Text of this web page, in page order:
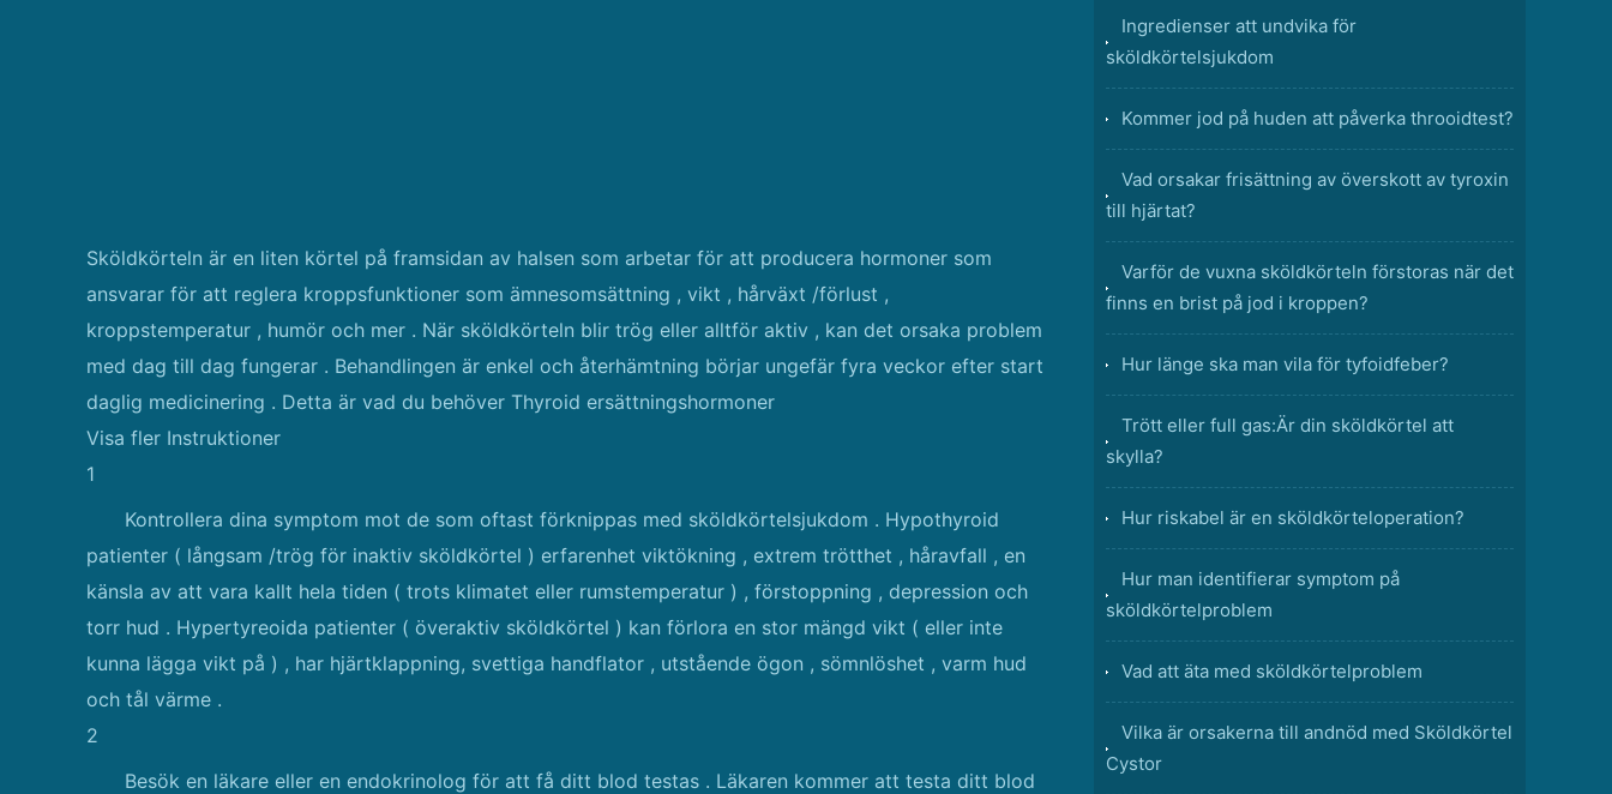
Sköldkörteln är en liten körtel på framsidan av halsen som arbetar för att producera hormoner som
ansvarar för att reglera kroppsfunktioner som ämnesomsättning , vikt , hårväxt /förlust ,
kroppstemperatur , humör och mer . När sköldkörteln blir trög eller alltför aktiv , kan det orsaka problem
med dag till dag fungerar . Behandlingen är enkel och återhämtning börjar ungefär fyra veckor efter start
daglig medicinering . Detta är vad du behöver Thyroid ersättningshormoner
Visa fler Instruktioner
1
Kontrollera dina symptom mot de som oftast förknippas med sköldkörtelsjukdom . Hypothyroid
patienter ( långsam /trög för inaktiv sköldkörtel ) erfarenhet viktökning , extrem trötthet , håravfall , en
känsla av att vara kallt hela tiden ( trots klimatet eller rumstemperatur ) , förstoppning , depression och
torr hud . Hypertyreoida patienter ( överaktiv sköldkörtel ) kan förlora en stor mängd vikt ( eller inte
kunna lägga vikt på ) , har hjärtklappning, svettiga handflator , utstående ögon , sömnlöshet , varm hud
och tål värme .
2
Besök en läkare eller en endokrinolog för att få ditt blod testas . Läkaren kommer att testa ditt blod
Ingredienser att undvika för
sköldkörtelsjukdom
Kommer jod på huden att påverka throoidtest?
Vad orsakar frisättning av överskott av tyroxin
till hjärtat?
Varför de vuxna sköldkörteln förstoras när det
finns en brist på jod i kroppen?
Hur länge ska man vila för tyfoidfeber?
Trött eller full gas:Är din sköldkörtel att
skylla?
Hur riskabel är en sköldkörteloperation?
Hur man identifierar symptom på
sköldkörtelproblem
Vad att äta med sköldkörtelproblem
Vilka är orsakerna till andnöd med Sköldkörtel
Cystor